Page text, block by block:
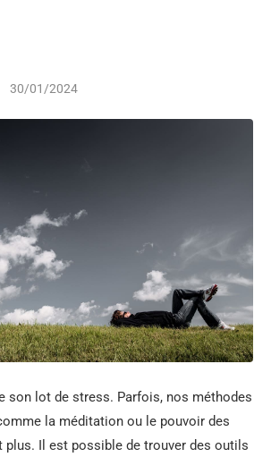
30/01/2024
son lot de stress. Parfois, nos méthodes
la méditation ou le pouvoir des
plus. Il est possible de trouver des outils